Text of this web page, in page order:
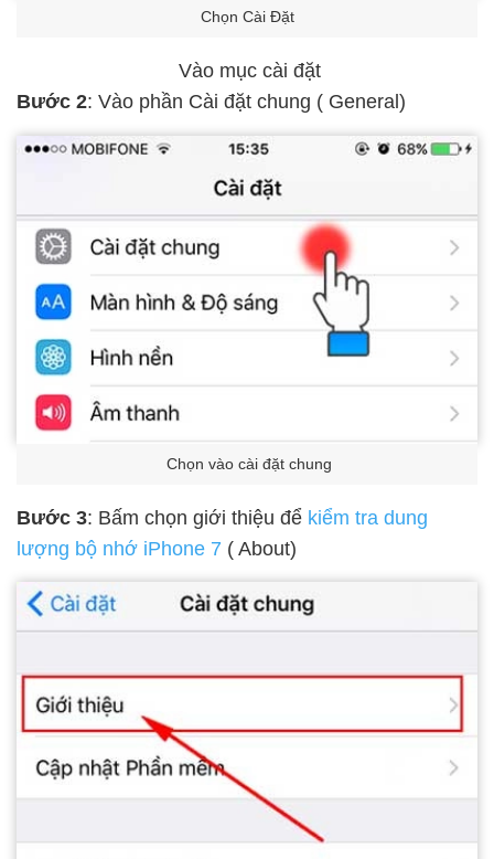
Chọn Cài Đặt
Vào mục cài đặt
Bước 2: Vào phần Cài đặt chung ( General)
Chọn vào cài đặt chung
Bước 3: Bấm chọn giới thiệu để kiểm tra dung
lượng bộ nhớ iPhone 7 ( About)